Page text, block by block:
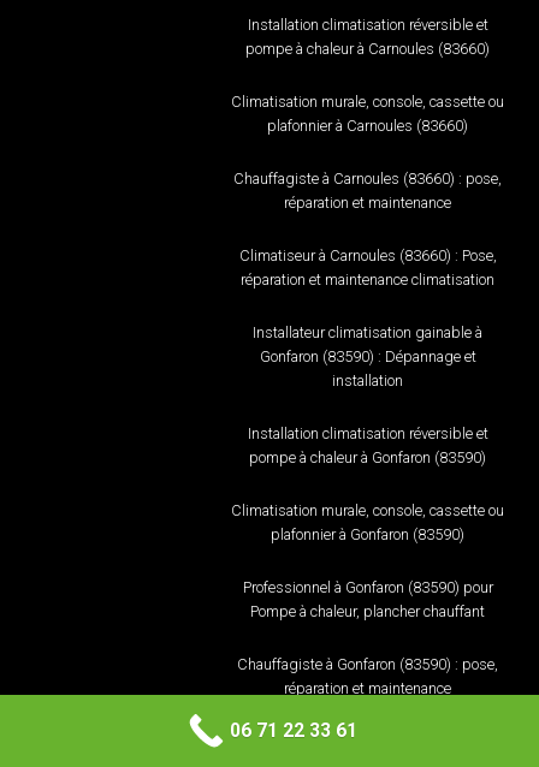
Installation climatisation réversible et
pompe à chaleur à Carnoules (83660)
Climatisation murale, console, cassette ou
plafonnier à Carnoules (83660)
Chauffagiste à Carnoules (83660) : pose,
réparation et maintenance
Climatiseur à Carnoules (83660) : Pose,
réparation et maintenance climatisation
Installateur climatisation gainable à
Gonfaron (83590) : Dépannage et
installation
Installation climatisation réversible et
pompe à chaleur à Gonfaron (83590)
Climatisation murale, console, cassette ou
plafonnier à Gonfaron (83590)
Professionnel à Gonfaron (83590) pour
Pompe à chaleur, plancher chauffant
Chauffagiste à Gonfaron (83590) : pose,
réparation et maintenance
Climatiseur à Gonfaron (83590) : Pose,
06 71 22 33 61